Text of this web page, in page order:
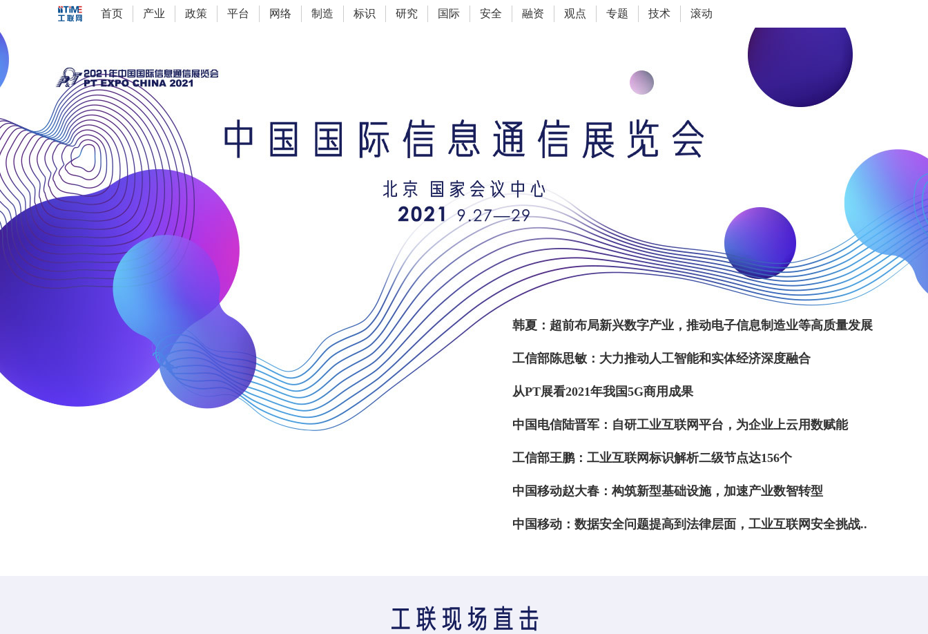
首页 产业 政策 平台 网络 制造 标识 研究 国际 安全 融资 观点 专题 技术 滚动
韩夏：超前布局新兴数字产业，推动电子信息制造业等高质量发展
工信部陈思敏：大力推动人工智能和实体经济深度融合
从PT展看2021年我国5G商用成果
中国电信陆晋军：自研工业互联网平台，为企业上云用数赋能
工信部王鹏：工业互联网标识解析二级节点达156个
中国移动赵大春：构筑新型基础设施，加速产业数智转型
中国移动：数据安全问题提高到法律层面，工业互联网安全挑战..